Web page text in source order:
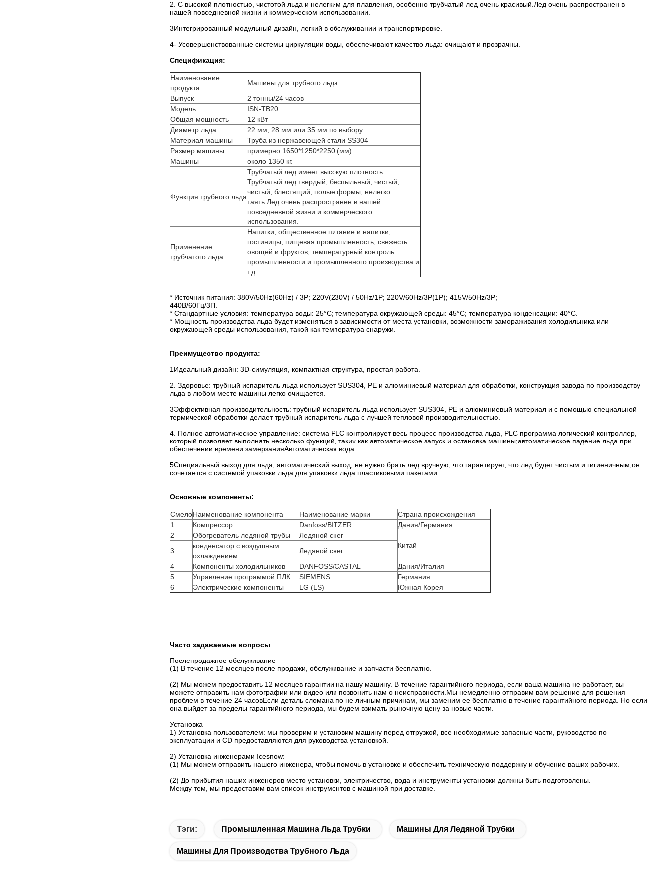
2. С высокой плотностью, чистотой льда и нелегким для плавления, особенно трубчатый лед очень красивый.Лед очень распространен в
нашей повседневной жизни и коммерческом использовании.
3Интегрированный модульный дизайн, легкий в обслуживании и транспортировке.
4- Усовершенствованные системы циркуляции воды, обеспечивают качество льда: очищают и прозрачны.
Спецификация:
Наименование
продукта
Машины для трубного льда
Выпуск
2 тонны/24 часов
Модель
ISN-TB20
Общая мощность
12 кВт
Диаметр льда
22 мм, 28 мм или 35 мм по выбору
Материал машины
Труба из нержавеющей стали SS304
Размер машины
примерно 1650*1250*2250 (мм)
Машины
около 1350 кг.
Функция трубного льда
Трубчатый лед имеет высокую плотность.
Трубчатый лед твердый, беспыльный, чистый,
чистый, блестящий, полые формы, нелегко
таять.Лед очень распространен в нашей
повседневной жизни и коммерческого
использования.
Применение
трубчатого льда
Напитки, общественное питание и напитки,
гостиницы, пищевая промышленность, свежесть
овощей и фруктов, температурный контроль
промышленности и промышленного производства и
т.д.
* Источник питания: 380V/50Hz(60Hz) / 3P; 220V(230V) / 50Hz/1P; 220V/60Hz/3P(1P); 415V/50Hz/3P;
440В/60Гц/3П.
* Стандартные условия: температура воды: 25°C; температура окружающей среды: 45°C; температура конденсации: 40°C.
* Мощность производства льда будет изменяться в зависимости от места установки, возможности замораживания холодильника или
окружающей среды использования, такой как температура снаружи.
Преимущество продукта:
1Идеальный дизайн: 3D-симуляция, компактная структура, простая работа.
2. Здоровье: трубный испаритель льда использует SUS304, PE и алюминиевый материал для обработки, конструкция завода по производству
льда в любом месте машины легко очищается.
3Эффективная производительность: трубный испаритель льда использует SUS304, PE и алюминиевый материал и с помощью специальной
термической обработки делает трубный испаритель льда с лучшей тепловой производительностью.
4. Полное автоматическое управление: система PLC контролирует весь процесс производства льда, PLC программа логический контроллер,
который позволяет выполнять несколько функций, таких как автоматическое запуск и остановка машины;автоматическое падение льда при
обеспечении времени замерзанияАвтоматическая вода.
5Специальный выход для льда, автоматический выход, не нужно брать лед вручную, что гарантирует, что лед будет чистым и гигиеничным,он
сочетается с системой упаковки льда для упаковки льда пластиковыми пакетами.
Основные компоненты:
СмелоНаименование компонента Наименование марки
Страна происхождения
1
Компрессор Danfoss/BITZER
Дания/Германия
2
Обогреватель ледяной трубы
Ледяной снег
Китай
3
конденсатор с воздушным
охлаждением
Ледяной снег
4
Компоненты холодильников DANFOSS/CASTAL
Дания/Италия
5
Управление программой ПЛК SIEMENS
Германия
6
Электрические компоненты LG (LS) Южная Корея
Часто задаваемые вопросы
Послепродажное обслуживание
(1) В течение 12 месяцев после продажи, обслуживание и запчасти бесплатно.
(2) Мы можем предоставить 12 месяцев гарантии на нашу машину. В течение гарантийного периода, если ваша машина не работает, вы
можете отправить нам фотографии или видео или позвонить нам о неисправности.Мы немедленно отправим вам решение для решения
проблем в течение 24 часовЕсли деталь сломана по не личным причинам, мы заменим ее бесплатно в течение гарантийного периода. Но если
она выйдет за пределы гарантийного периода, мы будем взимать рыночную цену за новые части.
Установка
1) Установка пользователем: мы проверим и установим машину перед отгрузкой, все необходимые запасные части, руководство по
эксплуатации и CD предоставляются для руководства установкой.
2) Установка инженерами Icesnow:
(1) Мы можем отправить нашего инженера, чтобы помочь в установке и обеспечить техническую поддержку и обучение ваших рабочих.
(2) До прибытия наших инженеров место установки, электричество, вода и инструменты установки должны быть подготовлены.
Между тем, мы предоставим вам список инструментов с машиной при доставке.
Тэги: Промышленная Машина Льда Трубки Машины Для Ледяной Трубки
Машины Для Производства Трубного Льда